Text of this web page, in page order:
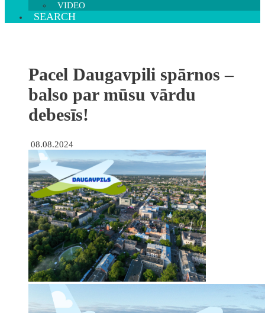
VIDEO
SEARCH
Pacel Daugavpili spārnos –
balso par mūsu vārdu
debesīs!
08.08.2024